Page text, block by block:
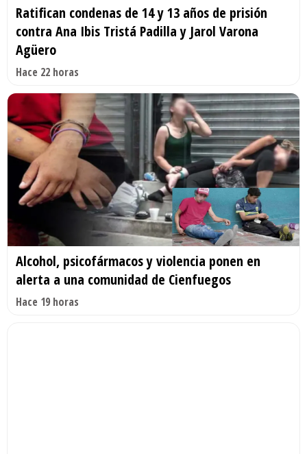
Ratifican condenas de 14 y 13 años de prisión
contra Ana Ibis Tristá Padilla y Jarol Varona
Agüero
Hace 22 horas
Alcohol, psicofármacos y violencia ponen en
alerta a una comunidad de Cienfuegos
Hace 19 horas